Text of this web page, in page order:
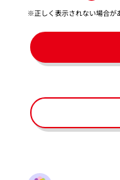
※正しく表示されない場合が